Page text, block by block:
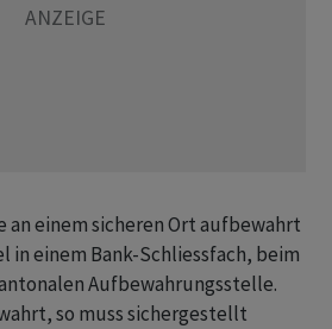
an einem sicheren Ort aufbewahrt
in einem Bank-Schliessfach, beim
Aufbewahrungsstelle.
so muss sichergestellt